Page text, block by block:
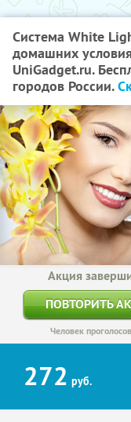
Система White
домашних
UniGadget.ru.
городов России.
Акция
ПОВТОРИТЬ
Человек
272 руб.